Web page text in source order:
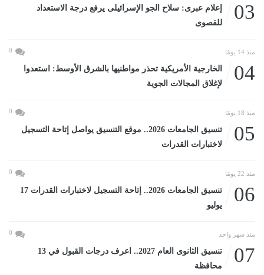
03
إعلام عبرى: سلاح الجو الإسرائيلى يرفع درجة الاستعداد
للقصوى
منذ 14 يومًا 0
04
الخارجية الأمريكية تحذر مواطنيها بالشرق الأوسط: استعدوا
لإغلاق المجالات الجوية
منذ 18 يومًا 0
05
تنسيق الجامعات 2026.. موقع التنسيق يواصل إتاحة التسجيل
لاختبارات القدرات
منذ 22 يومًا 0
06
تنسيق الجامعات 2026.. إتاحة التسجيل لاختبارات القدرات 17
يوليو
منذ شهر واحد 0
07
تنسيق الثانوى العام 2027.. اعرف درجات القبول في 13
محافظة